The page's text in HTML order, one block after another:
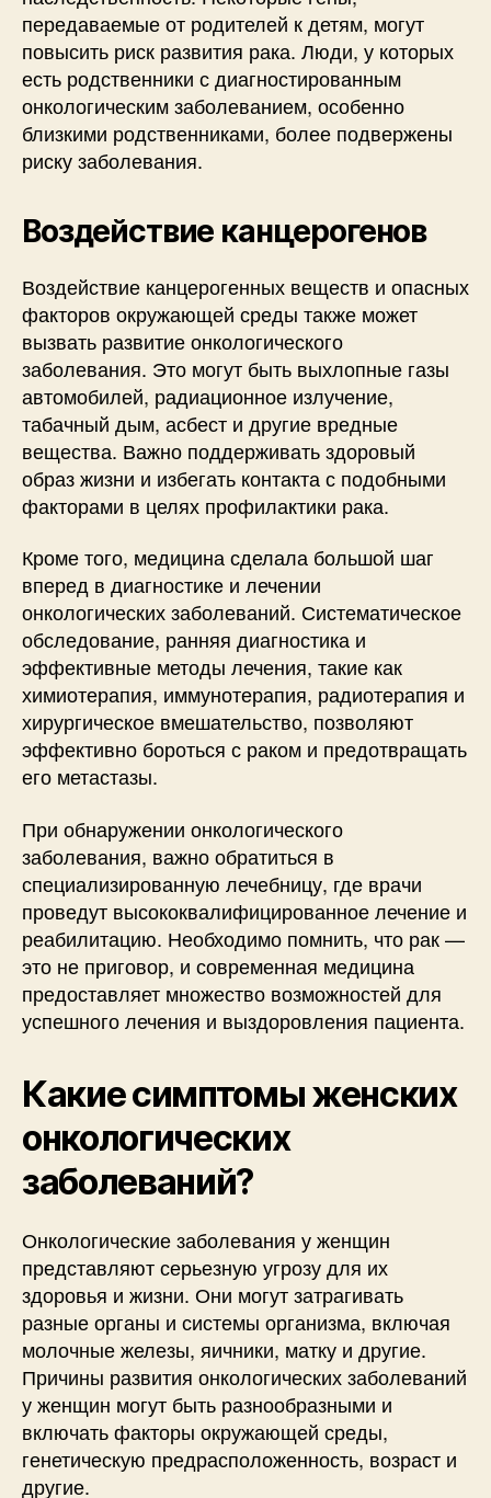
передаваемые от родителей к детям, могут
повысить риск развития рака. Люди, у которых
есть родственники с диагностированным
онкологическим заболеванием, особенно
близкими родственниками, более подвержены
риску заболевания.
Воздействие канцерогенов
Воздействие канцерогенных веществ и опасных
факторов окружающей среды также может
вызвать развитие онкологического
заболевания. Это могут быть выхлопные газы
автомобилей, радиационное излучение,
табачный дым, асбест и другие вредные
вещества. Важно поддерживать здоровый
образ жизни и избегать контакта с подобными
факторами в целях профилактики рака.
Кроме того, медицина сделала большой шаг
вперед в диагностике и лечении
онкологических заболеваний. Систематическое
обследование, ранняя диагностика и
эффективные методы лечения, такие как
химиотерапия, иммунотерапия, радиотерапия и
хирургическое вмешательство, позволяют
эффективно бороться с раком и предотвращать
его метастазы.
При обнаружении онкологического
заболевания, важно обратиться в
специализированную лечебницу, где врачи
проведут высококвалифицированное лечение и
реабилитацию. Необходимо помнить, что рак —
это не приговор, и современная медицина
предоставляет множество возможностей для
успешного лечения и выздоровления пациента.
Какие симптомы женских
онкологических
заболеваний?
Онкологические заболевания у женщин
представляют серьезную угрозу для их
здоровья и жизни. Они могут затрагивать
разные органы и системы организма, включая
молочные железы, яичники, матку и другие.
Причины развития онкологических заболеваний
у женщин могут быть разнообразными и
включать факторы окружающей среды,
генетическую предрасположенность, возраст и
другие.